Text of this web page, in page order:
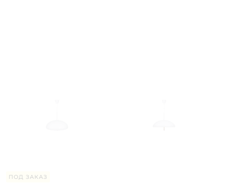
ПОД ЗАКАЗ